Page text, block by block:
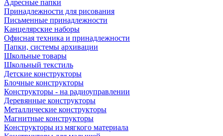
Адресные папки
Принадлежности для рисования
Письменные принадлежности
Канцелярские наборы
Офисная техника и принадлежности
Папки, системы архивации
Школьные товары
Школьный текстиль
Детские конструкторы
Блочные конструкторы
Конструкторы - на радиоуправлении
Деревянные конструкторы
Металлические конструкторы
Магнитные конструкторы
Конструкторы из мягкого материала